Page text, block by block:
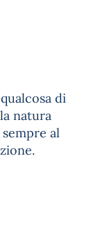
di
natura
al